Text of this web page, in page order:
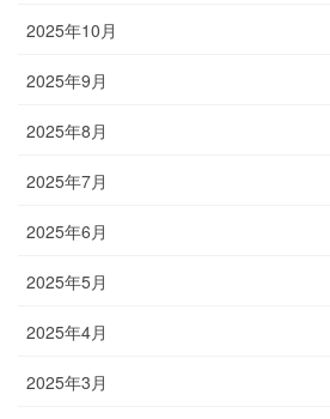
2025年10月
2025年9月
2025年8月
2025年7月
2025年6月
2025年5月
2025年4月
2025年3月